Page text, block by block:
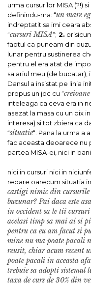
urma cursurilor MISA (?!) si
definindu-ma: “un mare
indreptatit sa imi ceara
“cursuri MISA“; 2.
faptul ca puneam din
lunar pentru sustinerea
pentru el era atat de
salariul meu (de bucatar),
Dansul a insistat pe linia
propus un joc cu “
inteleaga ca ceva era in
asezat la masa cu un pix
interesa) si tot zbiera ca
“situatie“. Pana la urma a
fac aceasta deoarece nu
partea MISA-ei, nici in bani
nici in cursuri nici in
repare oarecum situatia
castigi nimic din
buzunar? Pai daca este
in occident sa le tii
acelasi timp sa mai ai si
pentru ca eu am facut si
mine nu ma poate pacali
reusit, chiar acum recent
poate pacali in aceasta
trebuie sa adopti
taxa de curs de 30% din